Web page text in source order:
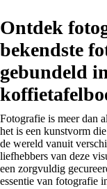
Ontdek
bekendste
gebundeld
Fotografie is meer dan
het is een kunstvorm
de wereld vanuit
liefhebbers van deze
een zorgvuldig
essentie van fotografie